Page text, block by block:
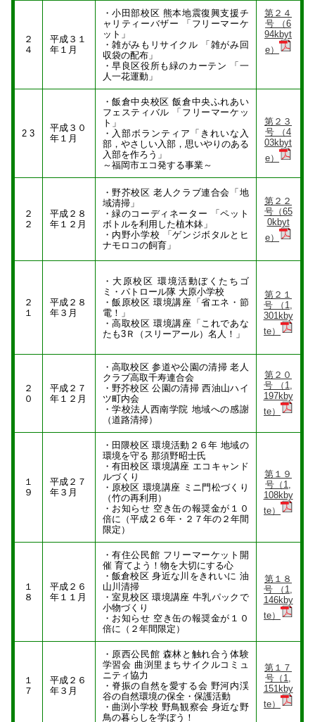
２
４
平成３１
年１月
・小田部校区 熊本地震復興支援チ
ャリティーバザー 「フリーマーケ
ット」
・雑がみもリサイクル 「雑がみ回
収袋の配布」
・早良区役所も緑のカーテン 「一
人一花運動」
第２４
号 （6
94kbyt
e）
2 3
平成３０
年１月
・飯倉中央校区 飯倉中央ふれあい
フェスティバル 「フリーマーケッ
ト」
・入部ボランティア「きれいな入
部，やさしい入部，思いやりのある
入部を作ろう」
～福岡市エコ発する事業～
第２３
号 （4
03kbyt
e）
２
２
平成２８
年１２月
・野芥校区 老人クラブ連合会「地
域清掃」
・緑のコーディネーター 「ペット
ボトルを利用した植木鉢」
・内野小学校 「ゲンジボタルとヒ
ナモロコの飼育」
第２２
号（65
0kbyt
e）
２
１
平成２８
年３月
・大原校区 環境活動ぼくたちゴ
ミ・パトロール隊 大原小学校
・飯原校区 環境講座「省エネ・節
電！」
・高取校区 環境講座「これであな
たも3Ｒ（スリーアール）名人！」
第２１
号 （1,
301kby
te）
２
０
平成２７
年１２月
・高取校区 参道や公園の清掃 老人
クラブ高取千寿連合会
・野芥校区 公園の清掃 西油山ハイ
ツ町内会
・学校法人西南学院 地域への感謝
（道路清掃）
第２０
号 （1,
197kby
te）
１
９
平成２７
年３月
・田隈校区 環境活動２６年 地域の
環境を守る 那須野昭士氏
・有田校区 環境講座 エコキャンド
ルづくり
・原校区 環境講座 ミニ門松づくり
（竹の再利用）
・お知らせ 空き缶の報奨金が１０
倍に（平成２６年・２７年の２年間
限定）
第１９
号（1,
108kby
te）
１
８
平成２６
年１１月
・有住公民館 フリーマーケット開
催 育てよう！物を大切にする心
・飯倉校区 身近な川をきれいに 油
山川清掃
・室見校区 環境講座 牛乳パックで
小物づくり
・お知らせ 空き缶の報奨金が１０
倍に（２年間限定）
第１８
号 （1,
146kby
te）
１
７
平成２６
年３月
・原西公民館 森林と触れ合う体験
学習会 曲渕里まちサイクルコミュ
ニティ協力
・脊振の自然を愛する会 野河内渓
谷の自然環境の保全・保護活動
・曲渕小学校 野鳥観察会 身近な野
鳥の暮らしを学ぼう！
第１７
号（1,
151kby
te）